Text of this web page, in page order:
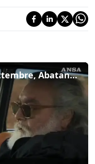
L'ultima settimana di settembre, Abatantuono nonno in viaggio con il nipote